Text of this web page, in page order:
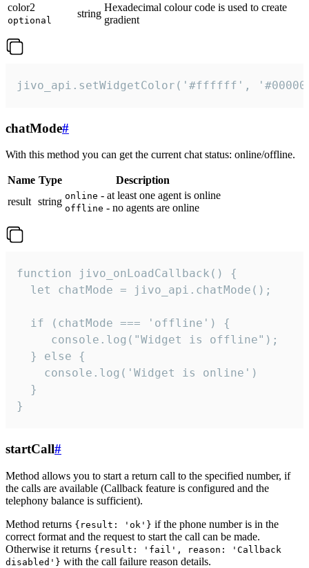
color2
optional
string
Hexadecimal colour code is used to create
gradient
jivo_api.setWidgetColor('#ffffff',
chatMode#
With this method you can get the current chat status: online/offline.
Name Type
Description
result string online - at least one agent is online
offline - no agents are online
function jivo_onLoadCallback() {
  let chatMode = jivo_api.chatMode();
  if (chatMode === 'offline') {
     console.log("Widget is offline");
  } else {
    console.log('Widget is online')
  }
}
startCall#
Method allows you to start a return call to the specified number, if
the calls are available (Callback feature is configured and the
telephony balance is sufficient).
Method returns {result: 'ok'} if the phone number is in the
correct format and the request to start the call can be made.
Otherwise it returns {result: 'fail', reason: 'Callback
disabled'} with the call failure reason details.